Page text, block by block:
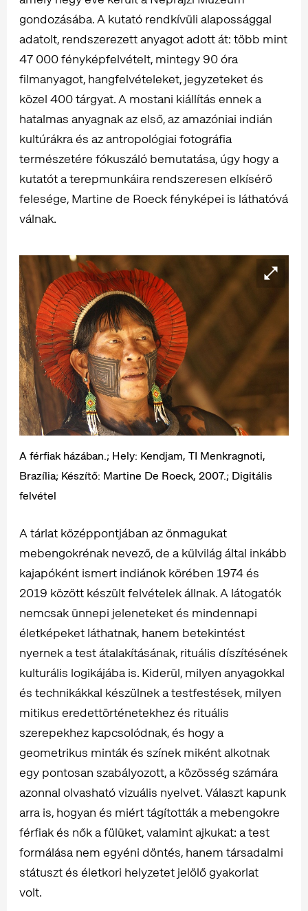
gondozásába. A kutató rendkívüli alapossággal
adatolt, rendszerezett anyagot adott át: több mint
47 000 fényképfelvételt, mintegy 90 óra
filmanyagot, hangfelvételeket, jegyzeteket és
közel 400 tárgyat. A mostani kiállítás ennek a
hatalmas anyagnak az első, az amazóniai indián
kultúrákra és az antropológiai fotográfia
természetére fókuszáló bemutatása, úgy hogy a
kutatót a terepmunkáira rendszeresen elkísérő
felesége, Martine de Roeck fényképei is láthatóvá
válnak.
A férfiak házában.; Hely: Kendjam, TI Menkragnoti,
Brazília; Készítő: Martine De Roeck, 2007.; Digitális
felvétel
A tárlat középpontjában az önmagukat
mebengokrénak nevező, de a külvilág által inkább
kajapóként ismert indiánok körében 1974 és
2019 között készült felvételek állnak. A látogatók
nemcsak ünnepi jeleneteket és mindennapi
életképeket láthatnak, hanem betekintést
nyernek a test átalakításának, rituális díszítésének
kulturális logikájába is. Kiderül, milyen anyagokkal
és technikákkal készülnek a testfestések, milyen
mitikus eredettörténetekhez és rituális
szerepekhez kapcsolódnak, és hogy a
geometrikus minták és színek miként alkotnak
egy pontosan szabályozott, a közösség számára
azonnal olvasható vizuális nyelvet. Választ kapunk
arra is, hogyan és miért tágították a mebengokre
férfiak és nők a fülüket, valamint ajkukat: a test
formálása nem egyéni döntés, hanem társadalmi
státuszt és életkori helyzetet jelölő gyakorlat
volt.